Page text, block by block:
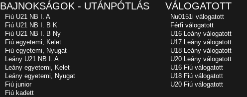
BAJNOKSÁGOK - UTÁNPÓTLÁS
Fiú U21 NB I. A
Fiú U21 NB I. B K
Fiú U21 NB I. B Ny
Fiú egyetemi, Kelet
Fiú egyetemi, Nyugat
Leány U21 NB I. A
Leány egyetemi, Kelet
Leány egyetemi, Nyugat
Fiú junior
Fiú kadett
VÁLOGATOTT
Nu0151i válogatott
Férfi válogatott
U16 Leány válogatott
U17 Leány válogatott
U18 Leány válogatott
U20 Leány válogatott
U16 Fiú válogatott
U18 Fiú válogatott
U20 Fiú válogatott